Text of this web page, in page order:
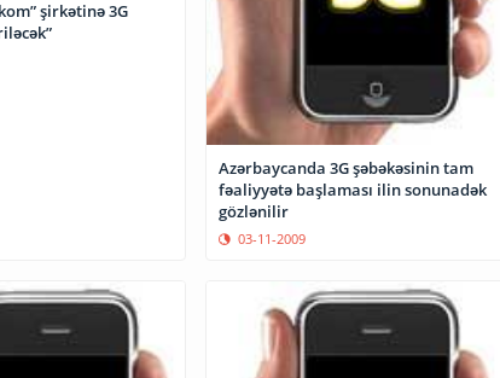
şirkətinə 3G
Azərbaycanda 3G şəbəkəsinin tam
fəaliyyətə başlaması ilin sonunadək
gözlənilir
03-11-2009